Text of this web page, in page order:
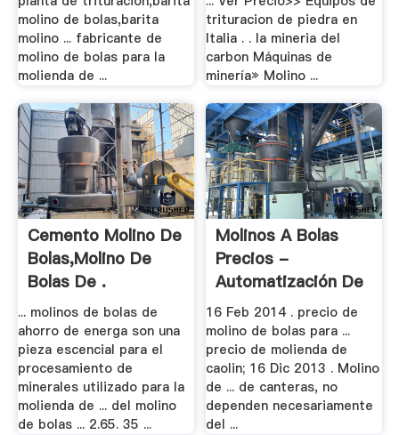
molino de bolas,barita
molino ... fabricante de
molino de bolas para la
molienda de ...
trituracion de piedra en
Italia . . la mineria del
carbon Máquinas de
minería» Molino ...
Cemento Molino De
Bolas,molino De
Bolas De .
... molinos de bolas de
ahorro de energa son una
pieza escencial para el
procesamiento de
minerales utilizado para la
molienda de ... del molino
de bolas ... 2.65. 35 ...
Molinos A Bolas
Precios -
Automatización De
.
16 Feb 2014 . precio de
molino de bolas para ...
precio de molienda de
caolin; 16 Dic 2013 . Molino
de ... de canteras, no
dependen necesariamente
del ...